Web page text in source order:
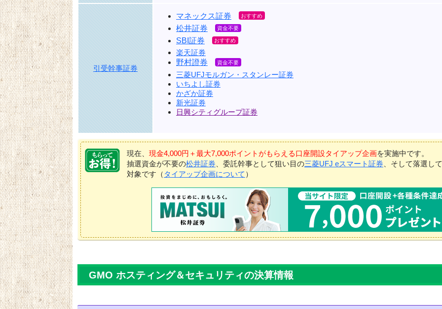
引受幹事証券
マネックス証券
松井証券
SBI証券
楽天証券
野村證券
三菱UFJモルガン・スタンレー証券
いちよし証券
かざか証券
新光証券
日興シティグループ証券
現在、 現金4,000円＋最大7,000ポイントがもらえる口座開設タイアップ企画を実施中です。
抽選資金が不要の松井証券 、委託幹事として狙い目の三菱UFJ eスマート証券 、そして落選し
対象です（ タイアップ企画について ）
GMO ホスティング＆セキュリティの決算情報